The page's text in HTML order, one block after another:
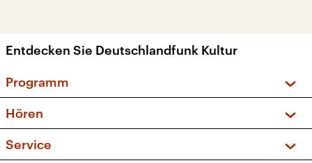
Entdecken Sie Deutschlandfunk Kultur
Programm
Sendungen und Podcasts
Musikliste
Hören
Service